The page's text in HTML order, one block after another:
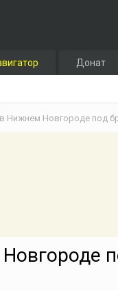
Донат
Нижнем Новгороде под